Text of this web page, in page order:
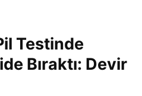
Testinde
Bıraktı: Devir